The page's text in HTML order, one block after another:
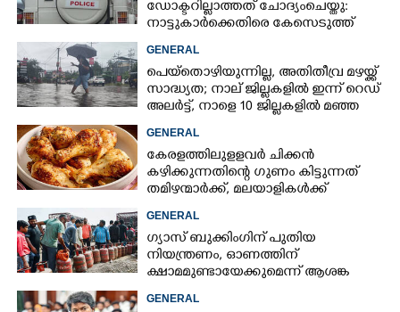
ഡോക്ടറില്ലാത്തത് ചോദ്യംചെയ്തു:
നാട്ടുകാർക്കെതിരെ കേസെടുത്ത്
GENERAL
പെയ്തൊഴിയുന്നില്ല, അതിതീവ്ര മഴയ്ക്ക്
സാദ്ധ്യത;​ നാല് ജില്ലകളിൽ ഇന്ന് റെഡ്
അലർട്ട്,​ നാളെ 10 ജില്ലകളിൽ മഞ്ഞ
GENERAL
കേരളത്തിലുളളവർ ചിക്കൻ
കഴിക്കുന്നതിന്റെ ഗുണം കിട്ടുന്നത്
തമിഴന്മാർക്ക്, മലയാളികൾക്ക്
GENERAL
ഗ്യാസ് ബുക്കിംഗിന് പുതിയ
നിയന്ത്രണം, ഓണത്തിന്
ക്ഷാമമുണ്ടായേക്കുമെന്ന് ആശങ്ക
GENERAL